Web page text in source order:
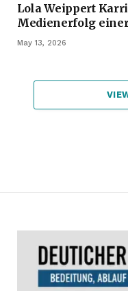
Lola Weippert
Medienerfolg
May 13, 2026